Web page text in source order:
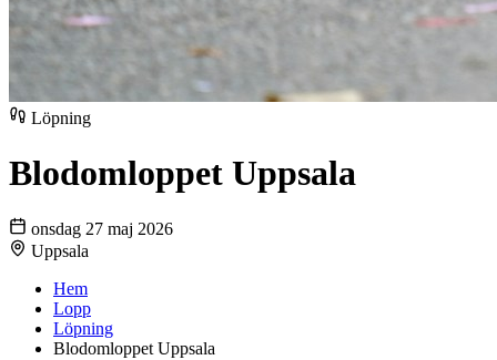
Löpning
Blodomloppet Uppsala
onsdag 27 maj 2026
Uppsala
Hem
Lopp
Löpning
Blodomloppet Uppsala